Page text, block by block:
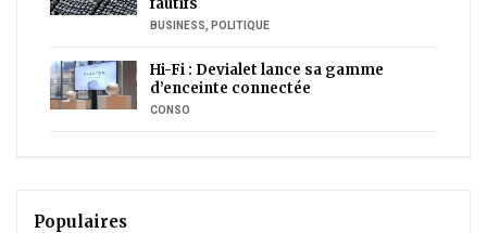
BUSINESS POLITIQUE
Hi-Fi : Devialet lance sa gamme
d’enceinte connectée
CONSO
Populaires